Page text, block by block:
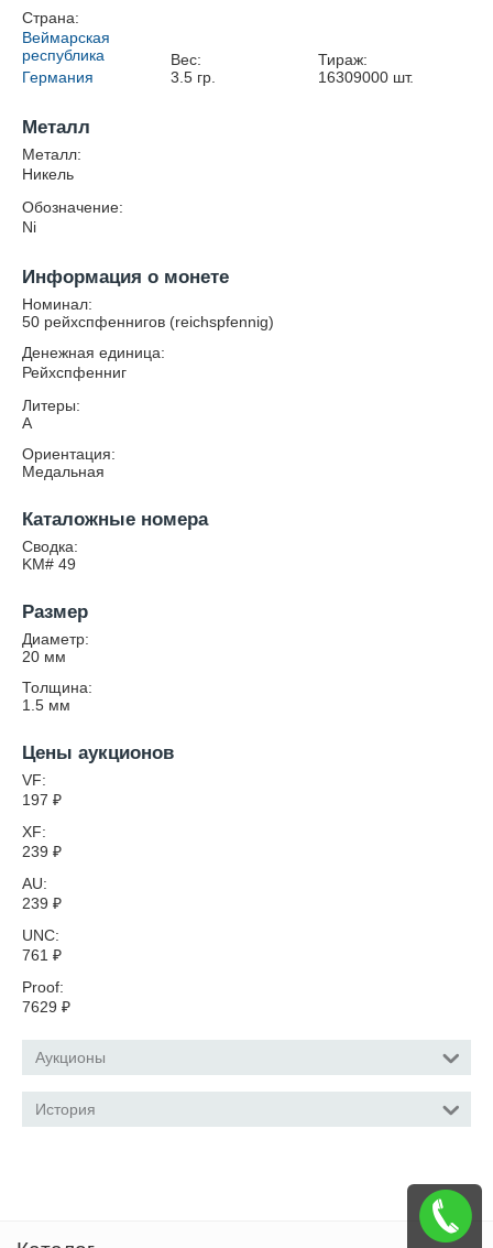
Страна:
Веймарская
республика
Германия
Вес:
3.5гр.
Тираж:
16309000 шт.
Металл
Металл:
Никель
Обозначение:
Ni
Информация о монете
Номинал:
50 рейхспфеннигов (reichspfennig)
Денежная единица:
Рейхспфенниг
Литеры:
A
Ориентация:
Медальная
Каталожные номера
Сводка:
KM# 49
Размер
Диаметр:
20 мм
Толщина:
1.5 мм
Цены аукционов
VF:
197 ₽
XF:
239 ₽
AU:
239 ₽
UNC:
761 ₽
Proof:
7629 ₽
Аукционы
История